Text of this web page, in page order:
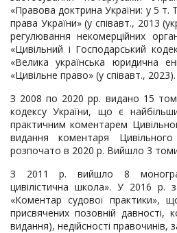
«Правова доктрина України: у 5 т.
права України» (у співавт., 2013
регулювання некомерційних
«Цивільний і Господарський
«Велика українська юридична
«Цивільне право» (у співавт., 2023).
З 2008 по 2020 рр. видано 15
кодексу України, що є
практичним коментарем
видання коментаря
розпочато в 2020 р. Вийшло 3
З 2011 р. вийшло 8
цивілістична школа». У 2016 р.
«Коментар судової практики»,
присвячених позовній давності,
видання), недійсності правочинів,